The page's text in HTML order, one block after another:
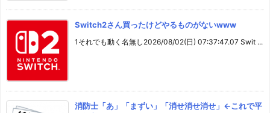
Switch2さん買ったけどやるものがないwww
1それでも動く名無し2026/08/02(日) 07:37:47.07 Swit ...
消防士「あ」「まずい」「消せ消せ消せ」←これで平